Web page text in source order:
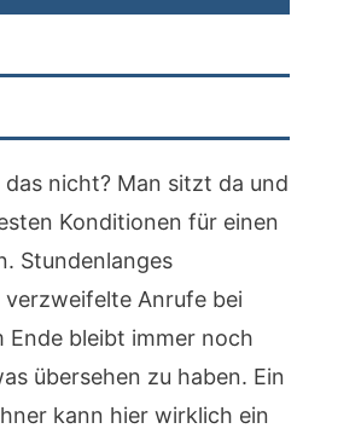
nicht? Man sitzt da und
Konditionen für einen
Stundenlanges
verzweifelte Anrufe bei
Ende bleibt immer noch
übersehen zu haben. Ein
kann hier wirklich ein